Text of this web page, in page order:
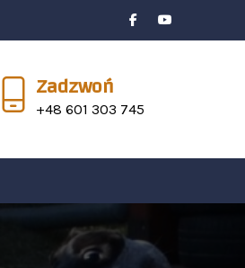
Zadzwoń
+48 601 303 745